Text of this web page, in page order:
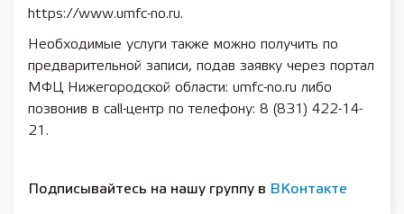
https://www.umfc-no.ru.
Необходимые услуги также можно получить по
предварительной записи, подав заявку через портал
МФЦ Нижегородской области: umfc-no.ru либо
позвонив в call-центр по телефону: 8 (831) 422-14-
21.
Подписывайтесь на нашу группу в ВКонтакте